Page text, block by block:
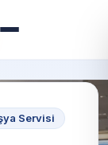
Servisi